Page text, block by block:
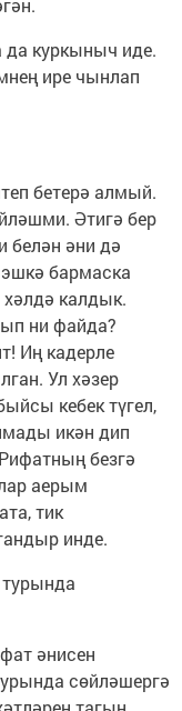
да куркыныч иде.
ире чынлап
бетерә алмый.
Әтигә бер
белән әни дә
бармаска
калдык.
ни файда?
Иң кадерле
Ул хәзер
кебек түгел,
икән дип
безгә
аерым
тик
инде.
әнисен
сөйләшергә